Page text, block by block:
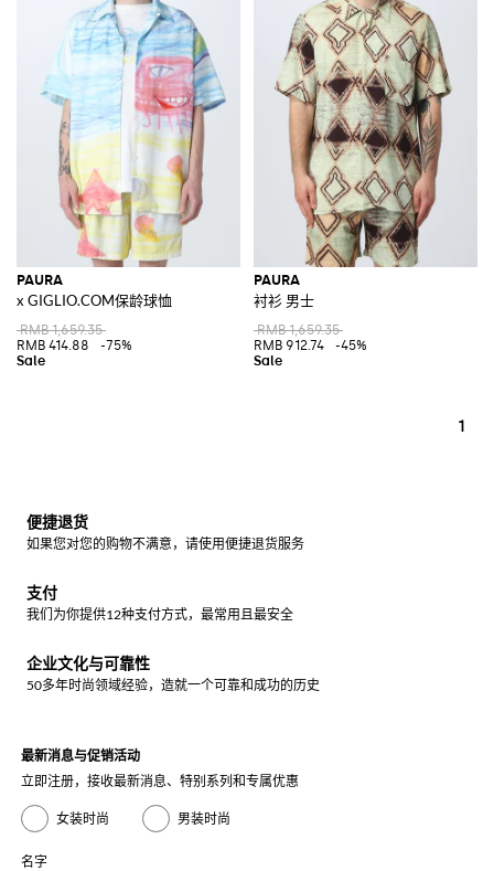
PAURA
x GIGLIO.COM保龄球恤
RMB 1,659.35
RMB 414.88
-75%
PAURA
衬衫 男士
RMB 1,659.35
RMB 912.74
-45%
1
便捷退货
如果您对您的购物不满意，请使用便捷退货服务
支付
我们为你提供12种支付方式，最常用且最安全
企业文化与可靠性
50多年时尚领域经验，造就一个可靠和成功的历史
最新消息与促销活动
立即注册，接收最新消息、特别系列和专属优惠
女装时尚 男装时尚
名字